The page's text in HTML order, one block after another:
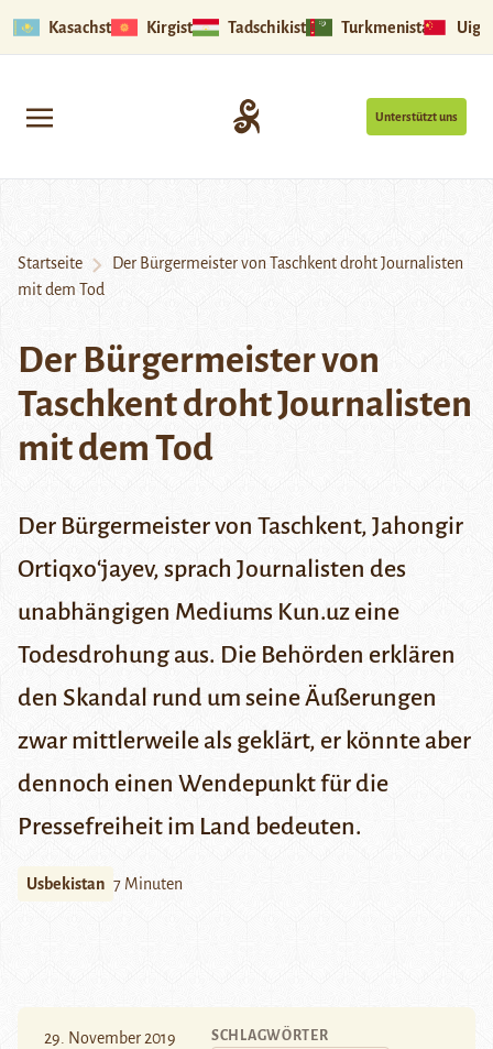
Kasachstan Kirgistan Tadschikistan Turkmenistan
Unterstützt uns
Startseite
Der Bürgermeister von Taschkent droht Journalisten
mit dem Tod
Der Bürgermeister von
Taschkent droht Journalisten
mit dem Tod
Der Bürgermeister von Taschkent, Jahongir
Ortiqxoʻjayev, sprach Journalisten des
unabhängigen Mediums Kun.uz eine
Todesdrohung aus. Die Behörden erklären
den Skandal rund um seine Äußerungen
zwar mittlerweile als geklärt, er könnte aber
dennoch einen Wendepunkt für die
Pressefreiheit im Land bedeuten.
Usbekistan 7 Minuten
29. November 2019 SCHLAGWÖRTER